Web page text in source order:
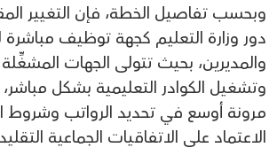
وبحسب تفاصيل الخطة، فإن التغيير
دور وزارة التعليم كجهة توظيف مباشرة
والمديرين، بحيث تتولى الجهات
وتشغيل الكوادر التعليمية بشكل
مرونة أوسع في تحديد الرواتب
الاعتماد على الاتفاقيات الجماعية